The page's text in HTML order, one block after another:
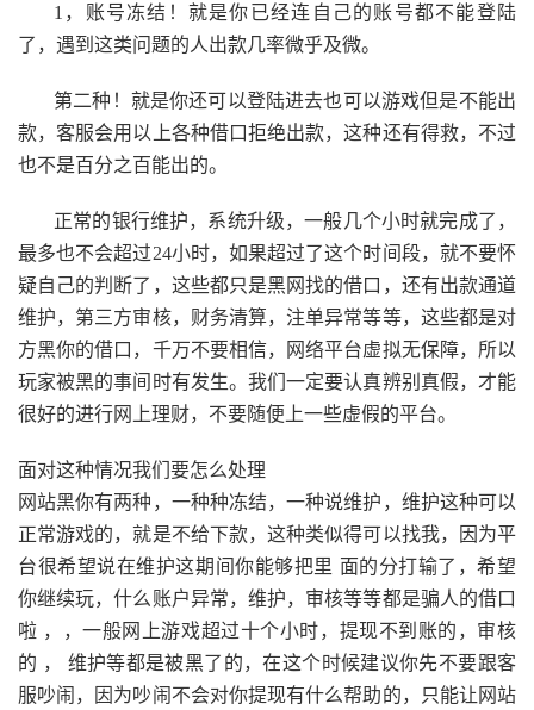
1，账号冻结！就是你已经连自己的账号都不能登陆
了，遇到这类问题的人出款几率微乎及微。
第二种！就是你还可以登陆进去也可以游戏但是不能出
款，客服会用以上各种借口拒绝出款，这种还有得救，不过
也不是百分之百能出的。
正常的银行维护，系统升级，一般几个小时就完成了，
最多也不会超过24小时，如果超过了这个时间段，就不要怀
疑自己的判断了，这些都只是黑网找的借口，还有出款通道
维护，第三方审核，财务清算，注单异常等等，这些都是对
方黑你的借口，千万不要相信，网络平台虚拟无保障，所以
玩家被黑的事间时有发生。我们一定要认真辨别真假，才能
很好的进行网上理财，不要随便上一些虚假的平台。
面对这种情况我们要怎么处理
网站黑你有两种，一种种冻结，一种说维护，维护这种可以
正常游戏的，就是不给下款，这种类似得可以找我，因为平
台很希望说在维护这期间你能够把里 面的分打输了，希望
你继续玩，什么账户异常，维护，审核等等都是骗人的借口
啦 ，，一般网上游戏超过十个小时，提现不到账的，审核
的 ， 维护等都是被黑了的，在这个时候建议你先不要跟客
服吵闹，因为吵闹不会对你提现有什么帮助的，只能让网站